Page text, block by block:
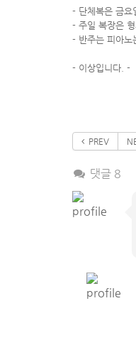
- 단체복은 금요
- 주일 복장은
- 반주는 피아노
- 이상입니다. -
PREV
댓글 8